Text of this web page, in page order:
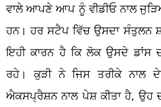
ਵਾਲੇ ਆਪਣੇ ਆਪ ਨੂੰ ਵੀਡੀਓ ਨਾਲ
ਹਨ। ਹਰ ਸਟੈਪ ਵਿੱਚ ਉਸਦਾ ਸੰਤੁਲਨ
ਇਹੀ ਕਾਰਨ ਹੈ ਕਿ ਲੋਕ ਉਸਦੇ ਡਾਂਸ
ਰਹੇ। ਕੁੜੀ ਨੇ ਜਿਸ ਤਰੀਕੇ ਨਾਲ
ਐਕਸਪ੍ਰੈਸ਼ਨ ਨਾਲ ਪੇਸ਼ ਕੀਤਾ ਹੈ, ਉਹ